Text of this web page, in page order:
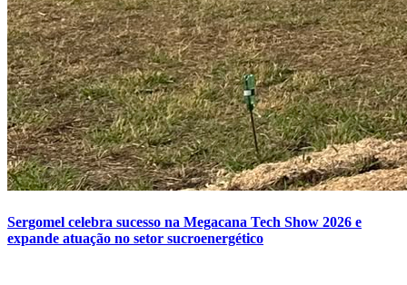
Sergomel celebra sucesso na Megacana Tech Show 2026 e
expande atuação no setor sucroenergético